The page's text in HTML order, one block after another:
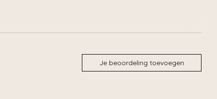
Je beoordeling toevoegen